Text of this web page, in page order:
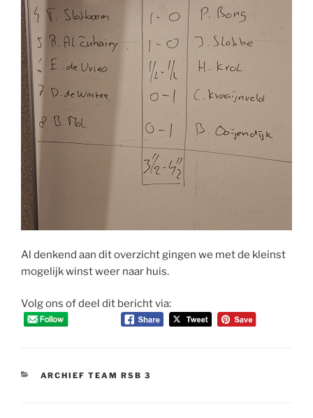
Al denkend aan dit overzicht gingen we met de kleinst
mogelijk winst weer naar huis.
Volg ons of deel dit bericht via:
CATEGORIEËN
ARCHIEF TEAM RSB 3